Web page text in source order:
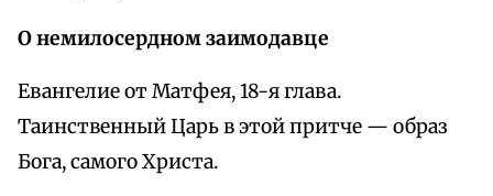
О немилосердном заимодавце
Евангелие от Матфея, 18-я глава.
Таинственный Царь в этой притче — образ
Бога, самого Христа.